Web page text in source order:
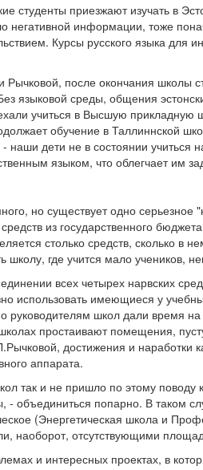
студенты приезжают изучать в
негативной информации, тоже
Курсы русского языка
после окончания школы
языковой среды, общения
учиться в Высшую прикладную
обучение в Таллиннской
наши дети не в состоянии
языком, что облегчает им
но существует одно
из государственного
столько средств, сколько
школу, где учится мало учеников,
всех четырех нарвских
использовать имеющиеся у
руководителям школ дали
простаивают помещения,
достижения и наработки
аппарата.
так и не пришло по этому
- объединиться попарно. В таком
(Энергетическая школа и
наоборот, отсутствующими
и интересных проектах, в